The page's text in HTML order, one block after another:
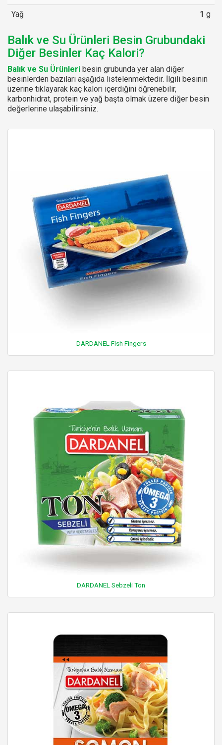
Yağ 1 g
Balık ve Su Ürünleri Besin Grubundaki
Diğer Besinler Kaç Kalori?
Balık ve Su Ürünleri besin grubunda yer alan diğer
besinlerden bazıları aşağıda listelenmektedir. İlgili besinin
üzerine tıklayarak kaç kalori içerdiğini öğrenebilir,
karbonhidrat, protein ve yağ başta olmak üzere diğer besin
değerlerine ulaşabilirsiniz.
DARDANEL Fish Fingers
DARDANEL Sebzeli Ton